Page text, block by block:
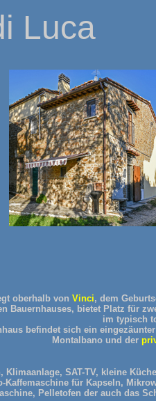
Luca
oberhalb von Vinci, dem
Bauernhauses, bietet Platz für
im typisch
befindet sich ein
Montalbano und der
Klimaanlage, SAT-TV, kleine
Kaffemaschine für Kapseln,
Pelletofen der auch das